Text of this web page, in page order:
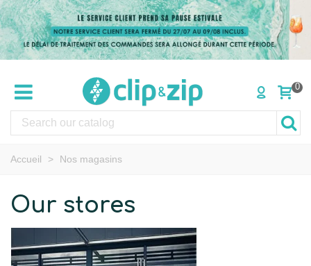
0
Accueil > Nos magasins
Our stores